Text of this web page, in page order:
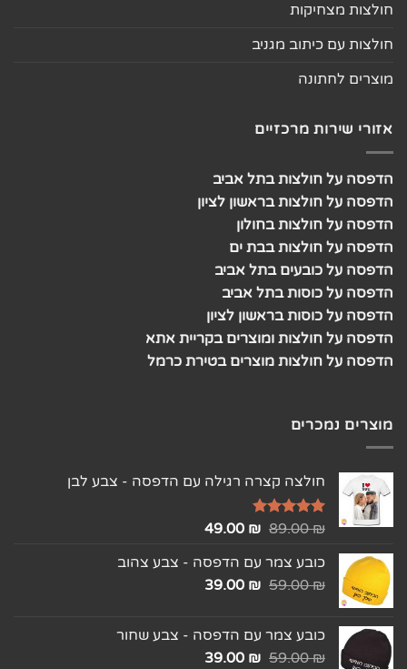
חולצות מצחיקות
חולצות עם כיתוב מגניב
מוצרים לחתונה
אזורי שירות מרכזיים
הדפסה על חולצות בתל אביב
הדפסה על חולצות בראשון לציון
הדפסה על חולצות בחולון
הדפסה על חולצות בבת ים
הדפסה על כובעים בתל אביב
הדפסה על כוסות בתל אביב
הדפסה על כוסות בראשון לציון
הדפסה על חולצות ומוצרים בקריית אתא
הדפסה על חולצות מוצרים בטירת כרמל
מוצרים נמכרים
חולצה קצרה רגילה עם הדפסה - צבע לבן
דורג5.00
89.00₪
49.00 ₪
כובע צמר עם הדפסה - צבע צהוב
59.00₪
39.00 ₪
כובע צמר עם הדפסה - צבע שחור
59.00₪
39.00 ₪